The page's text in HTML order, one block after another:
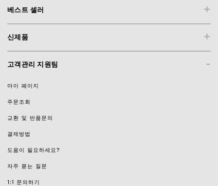
+
베스트 셀러
+
신제품
-
고객관리 지원팀
마이 페이지
주문조회
교환 및 반품문의
결제방법
도움이 필요하세요?
자주 묻는 질문
1:1 문의하기